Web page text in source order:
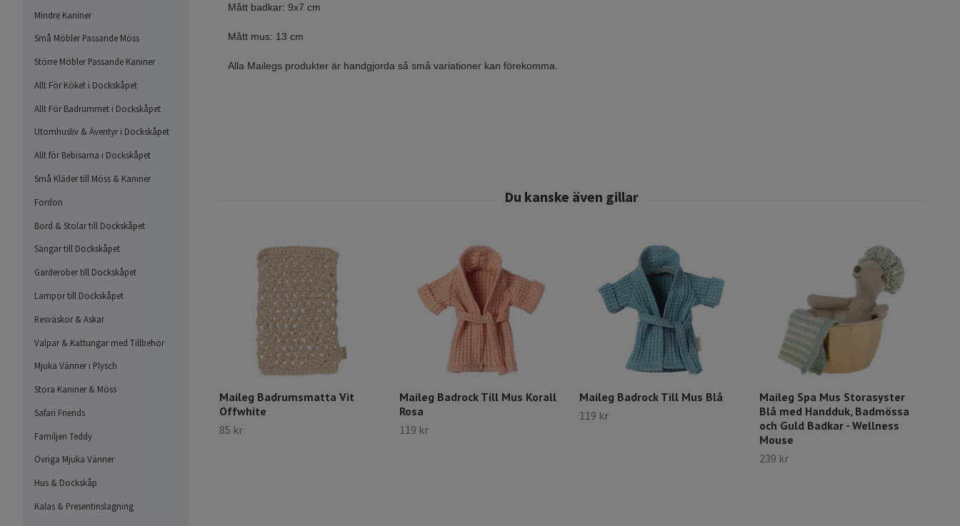
Mindre Kaniner
Små Möbler Passande Möss
Större Möbler Passande Kaniner
Allt För Köket i Dockskåpet
Allt För Badrummet i Dockskåpet
Utomhusliv & Äventyr i Dockskåpet
Allt för Bebisarna i Dockskåpet
Små Kläder till Möss & Kaniner
Fordon
Bord & Stolar till Dockskåpet
Sängar till Dockskåpet
Garderober till Dockskåpet
Lampor till Dockskåpet
Resväskor & Askar
Valpar & Kattungar med Tillbehör
Mjuka Vänner i Plysch
Stora Kaniner & Möss
Safari Friends
Familjen Teddy
Övriga Mjuka Vänner
Hus & Dockskåp
Kalas & Presentinslagning
Mått badkar: 9x7 cm
Mått mus: 13 cm
Alla Mailegs produkter är handgjorda så små variationer kan förekomma.
Maileg Badrumsmatta Vit
Offwhite
85 kr
Maileg Badrock Till Mus Korall
Rosa
119 kr
Maileg Badrock Till Mus Blå
119 kr
Maileg Spa Mus Storasyster
Blå med Handduk, Badmössa
och Guld Badkar - Wellness
Mouse
239 kr